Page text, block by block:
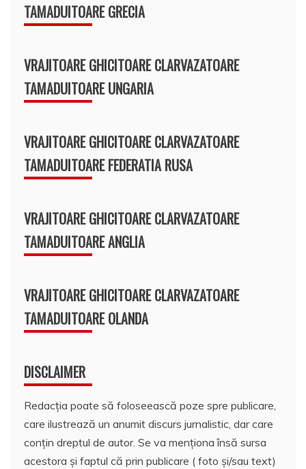
TAMADUITOARE GRECIA
VRAJITOARE GHICITOARE CLARVAZATOARE
TAMADUITOARE UNGARIA
VRAJITOARE GHICITOARE CLARVAZATOARE
TAMADUITOARE FEDERATIA RUSA
VRAJITOARE GHICITOARE CLARVAZATOARE
TAMADUITOARE ANGLIA
VRAJITOARE GHICITOARE CLARVAZATOARE
TAMADUITOARE OLANDA
DISCLAIMER
Redacția poate să foloseească poze spre publicare,
care ilustrează un anumit discurs jurnalistic, dar care
conțin dreptul de autor. Se va menționa însă sursa
acestora și faptul că prin publicare ( foto și/sau text)